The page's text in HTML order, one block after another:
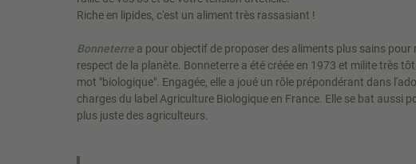
Riche en lipides, c'est un aliment très rassasiant !
Bonneterre a pour objectif de proposer des aliments plus sains pour
respect de la planète. Bonneterre a été créée en 1973 et milite très
mot "biologique". Engagée, elle a joué un rôle prépondérant dans
charges du label Agriculture Biologique en France. Elle se bat aussi
plus juste des agriculteurs.